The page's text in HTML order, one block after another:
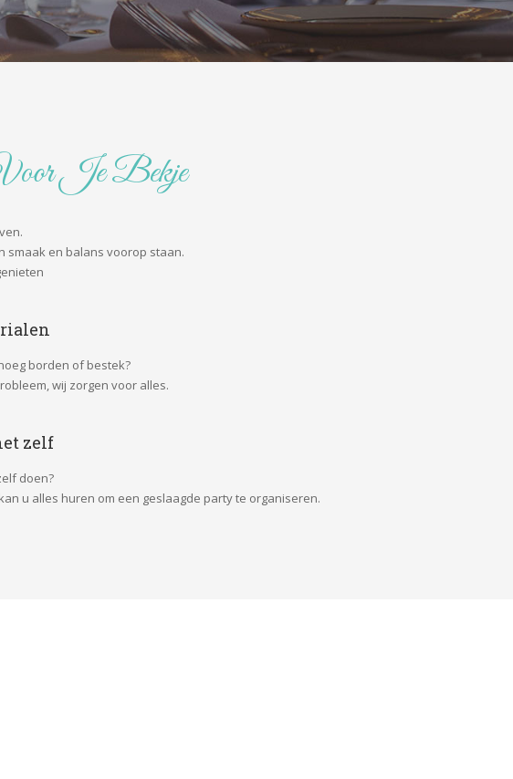
Je Bekje
smaak en balans voorop staan.
borden of bestek?
wij zorgen voor alles.
zelf
doen?
u alles huren om een geslaagde party te organiseren.